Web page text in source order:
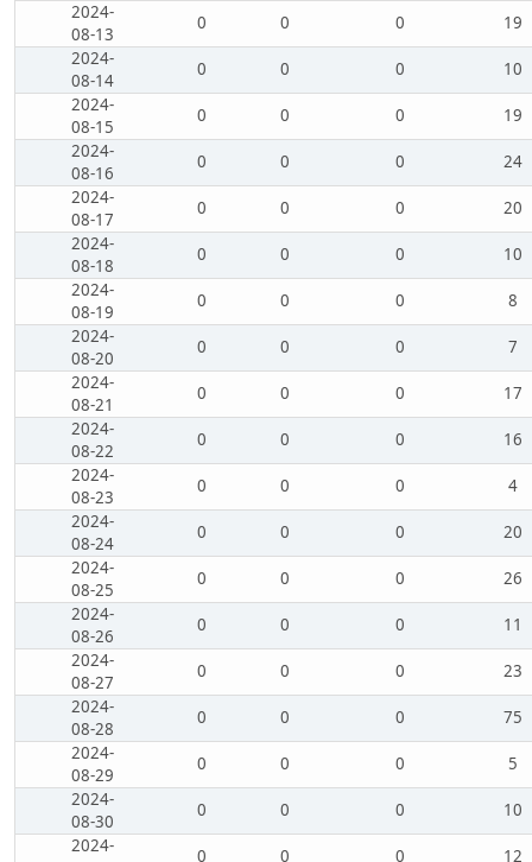
2024-
08-13
0 0 0
19
2024-
08-14
0 0 0
10
2024-
08-15
0 0 0
19
2024-
08-16
0 0 0
24
2024-
08-17
0 0 0
20
2024-
08-18
0 0 0
10
2024-
08-19
0 0 0
8
2024-
08-20
0 0 0
7
2024-
08-21
0 0 0
17
2024-
08-22
0 0 0
16
2024-
08-23
0 0 0
4
2024-
08-24
0 0 0
20
2024-
08-25
0 0 0
26
2024-
08-26
0 0 0
11
2024-
08-27
0 0 0
23
2024-
08-28
0 0 0
75
2024-
08-29
0 0 0
5
2024-
08-30
0 0 0
10
2024-
0 0 0 12